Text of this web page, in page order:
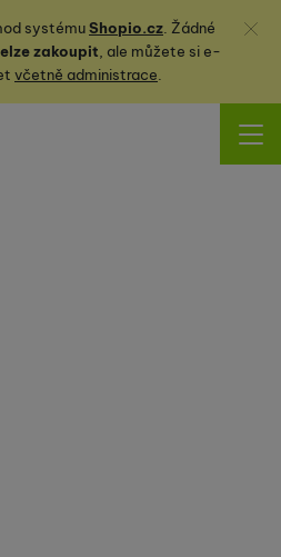
systémuShopio.cz. Žádné
zakoupit, ale můžete sie-
včetně administrace.
Zavřít